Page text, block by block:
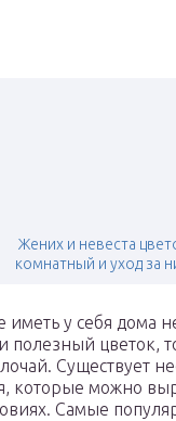
Жених и невеста
комнатный и уход за
иметь у себя дома
полезный цветок,
Существует
которые можно
Самые